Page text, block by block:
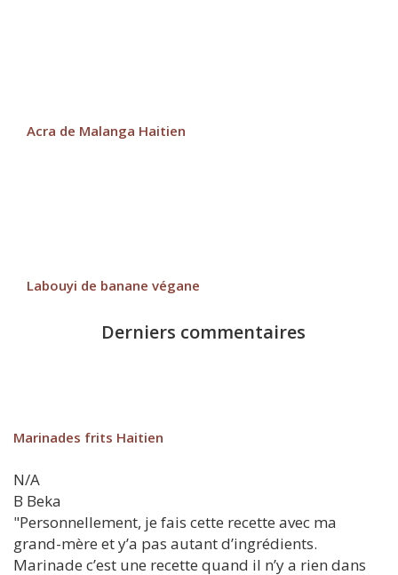
Acra de Malanga Haitien
Labouyi de banane végane
Derniers commentaires
Marinades frits Haitien
N/A
B Beka
"Personnellement, je fais cette recette avec ma
grand-mère et y’a pas autant d’ingrédients.
Marinade c’est une recette quand il n’y a rien dans